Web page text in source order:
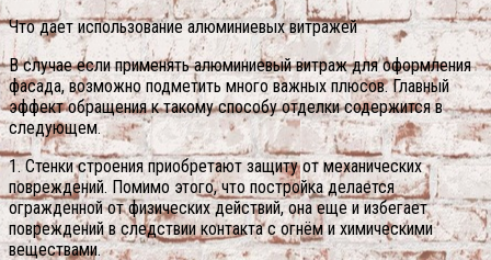
Что дает использование алюминиевых витражей
В случае если применять алюминиевый витраж для оформления
фасада, возможно подметить много важных плюсов. Главный
эффект обращения к такому способу отделки содержится в
следующем.
1. Стенки строения приобретают защиту от механических
повреждений. Помимо этого, что постройка делается
огражденной от физических действий, она еще и избегает
повреждений в следствии контакта с огнём и химическими
веществами.